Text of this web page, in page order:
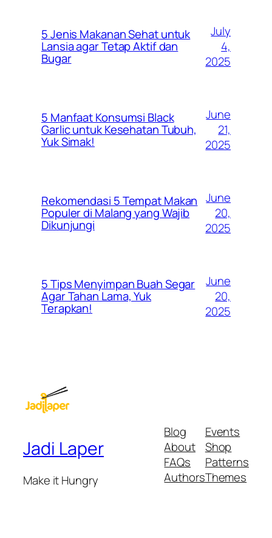
5 Jenis Makanan Sehat untuk
Lansia agar Tetap Aktif dan
Bugar
July
4,
2025
5 Manfaat Konsumsi Black
Garlic untuk Kesehatan Tubuh,
Yuk Simak!
June
21,
2025
Rekomendasi 5 Tempat Makan
Populer di Malang yang Wajib
Dikunjungi
June
20,
2025
5 Tips Menyimpan Buah Segar
Agar Tahan Lama, Yuk
Terapkan!
June
20,
2025
Jadi Laper
Make it Hungry
Blog
About
FAQs
Authors
Events
Shop
Patterns
Themes